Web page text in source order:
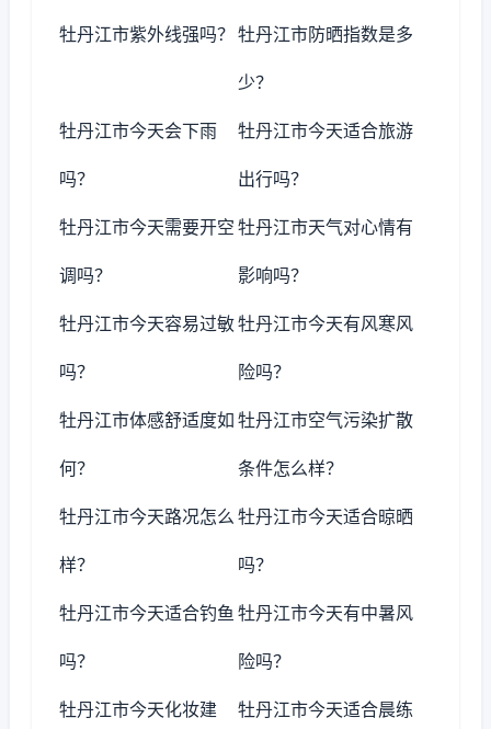
牡丹江市紫外线强吗？ 牡丹江市防晒指数是多
少？
牡丹江市今天会下雨
吗？
牡丹江市今天适合旅游
出行吗？
牡丹江市今天需要开空
调吗？
牡丹江市天气对心情有
影响吗？
牡丹江市今天容易过敏
吗？
牡丹江市今天有风寒风
险吗？
牡丹江市体感舒适度如
何？
牡丹江市空气污染扩散
条件怎么样？
牡丹江市今天路况怎么
样？
牡丹江市今天适合晾晒
吗？
牡丹江市今天适合钓鱼
吗？
牡丹江市今天有中暑风
险吗？
牡丹江市今天化妆建 牡丹江市今天适合晨练